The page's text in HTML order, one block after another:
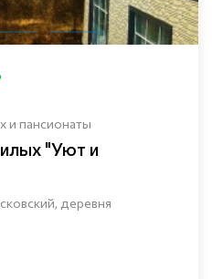
и пансионаты
"Уют и
деревня